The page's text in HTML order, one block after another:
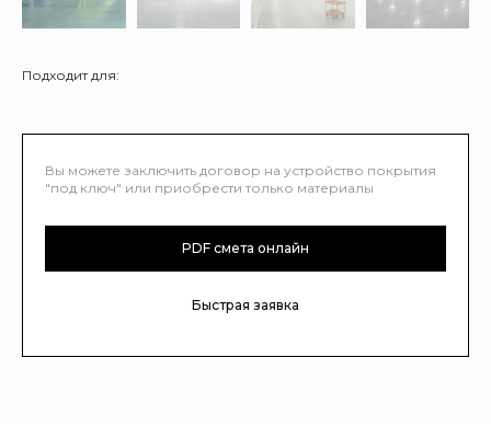
Подходит для:
Вы можете заключить договор на устройство покрытия
"под ключ" или приобрести только материалы
PDF смета онлайн
Быстрая заявка